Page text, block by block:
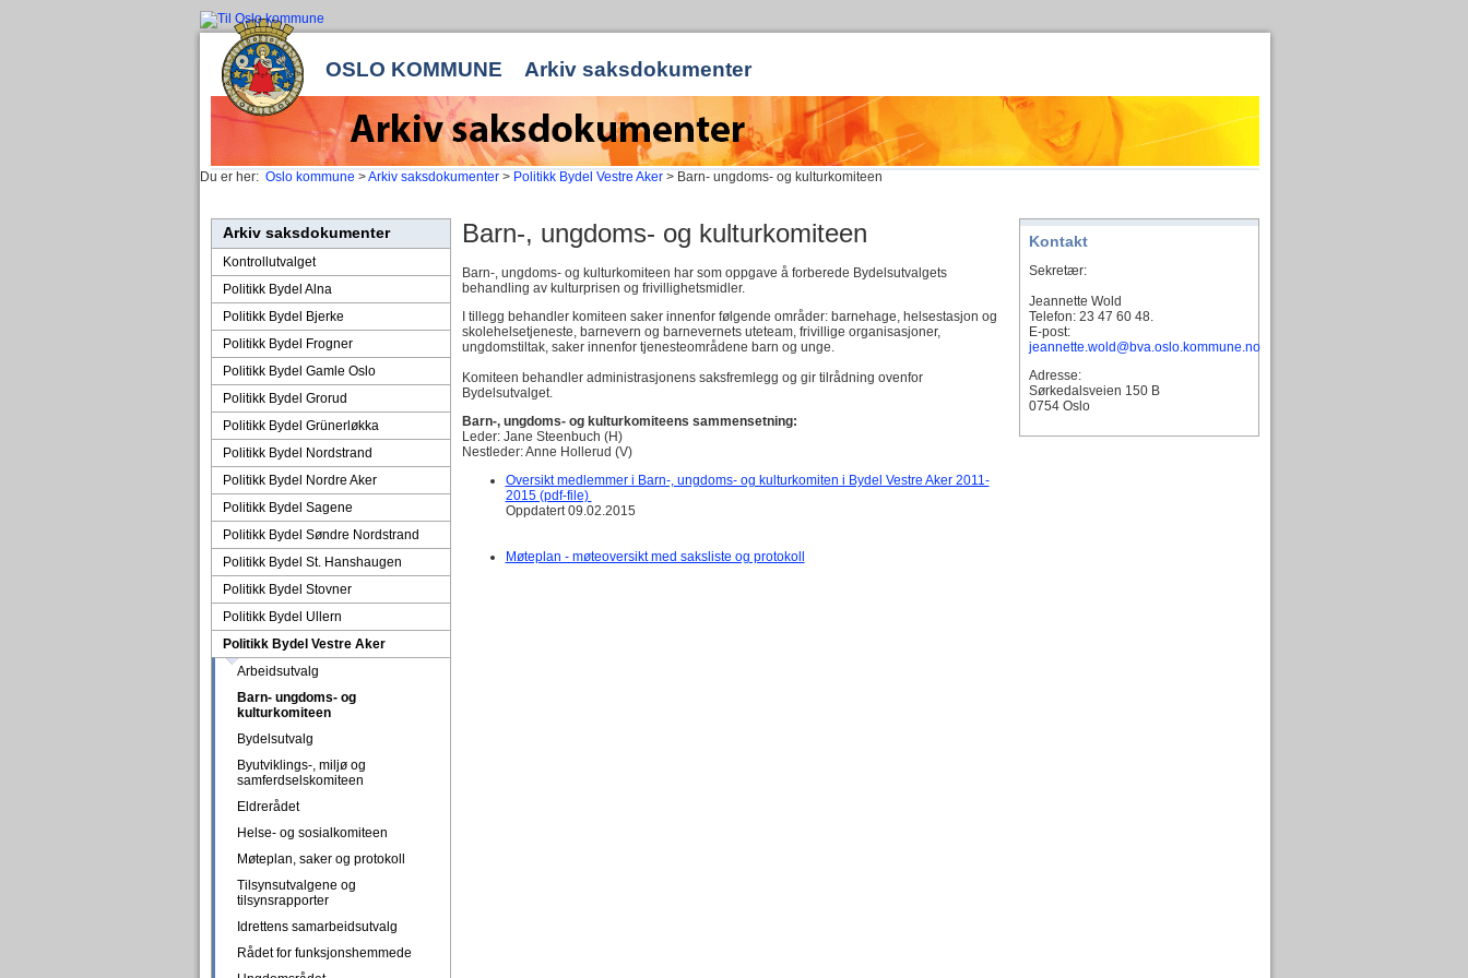
OSLO KOMMUNE Arkiv saksdokumenter
Du er her: Oslo kommune >Arkiv saksdokumenter> Politikk Bydel Vestre Aker> Barn- ungdoms- og kulturkomiteen
Arkiv saksdokumenter
Kontrollutvalget
Politikk Bydel Alna
Politikk Bydel Bjerke
Politikk Bydel Frogner
Politikk Bydel Gamle Oslo
Politikk Bydel Grorud
Politikk Bydel Grünerløkka
Politikk Bydel Nordstrand
Politikk Bydel Nordre Aker
Politikk Bydel Sagene
Politikk Bydel Søndre Nordstrand
Politikk Bydel St. Hanshaugen
Politikk Bydel Stovner
Politikk Bydel Ullern
Politikk Bydel Vestre Aker
Arbeidsutvalg
Barn- ungdoms- og
kulturkomiteen
Bydelsutvalg
Byutviklings-, miljø og
samferdselskomiteen
Eldrerådet
Helse- og sosialkomiteen
Møteplan, saker og protokoll
Tilsynsutvalgene og
tilsynsrapporter
Idrettens samarbeidsutvalg
Rådet for funksjonshemmede
Barn-, ungdoms- og kulturkomiteen
Barn-, ungdoms- og kulturkomiteen har som oppgave å forberede Bydelsutvalgets
behandling av kulturprisen og frivillighetsmidler.
I tillegg behandler komiteen saker innenfor følgende områder: barnehage, helsestasjon og
skolehelsetjeneste, barnevern og barnevernets uteteam, frivillige organisasjoner,
ungdomstiltak, saker innenfor tjenesteområdene barn og unge.
Komiteen behandler administrasjonens saksfremlegg og gir tilrådning ovenfor
Bydelsutvalget.
Barn-, ungdoms- og kulturkomiteens sammensetning:
Leder: Jane Steenbuch (H)
Nestleder: Anne Hollerud (V)
Oversikt medlemmer i Barn-, ungdoms- og kulturkomiten i Bydel Vestre Aker 2011-
2015 (pdf-file)
Oppdatert 09.02.2015
Møteplan - møteoversikt med saksliste og protokoll
Kontakt
Sekretær:
Jeannette Wold
Telefon: 23 47 60 48.
E-post:
jeannette.wold@bva.oslo.kommune.no
Adresse:
Sørkedalsveien 150 B
0754 Oslo